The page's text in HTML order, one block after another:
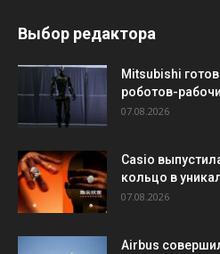
Выбор редактора
Mitsubishi
роботов-
07.08.2026
Casio
кольцо в
07.08.2026
Airbus